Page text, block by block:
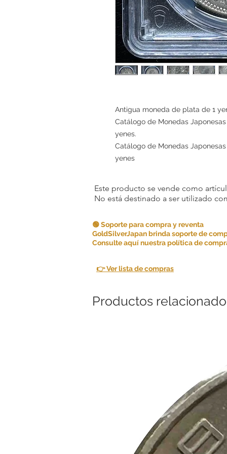
Antigua moneda de plata de 1
Catálogo de Monedas
yenes.
Catálogo de Monedas
yenes
Este producto se vende como
No está destinado a ser utilizado
🟢 Soporte para compra y reventa
GoldSilverJapan brinda soporte de
Consulte aquí nuestra política de
👉 Ver lista de compras
Productos